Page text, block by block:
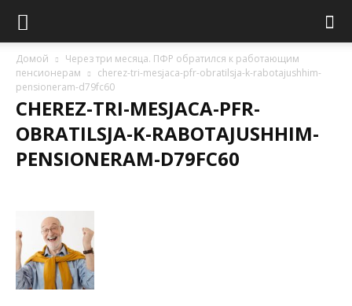
Домой
Через три месяца. ПФР обратился к работающим
пенсионерам
cherez-tri-mesjaca-pfr-obratilsja-k-rabotajushhim-
pensioneram-d79fc60
CHEREZ-TRI-MESJACA-PFR-
OBRATILSJA-K-RABOTAJUSHHIM-
PENSIONERAM-D79FC60